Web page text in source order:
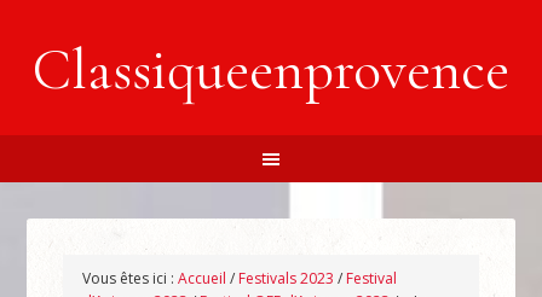
Classiqueenprovence
Vous êtes ici :Accueil / Festivals 2023 / Festival